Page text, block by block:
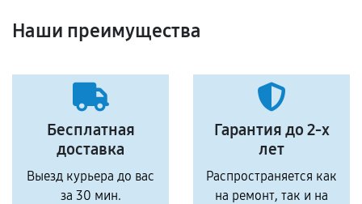
Наши преимущества
Бесплатная
доставка
Выезд курьера до вас
за 30 мин.
Гарантия до 2-х
лет
Распространяется как
на ремонт, так и на